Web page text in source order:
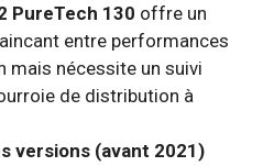
PureTech 130 offre un
entre performances
mais nécessite un suivi
de distribution à
versions (avant 2021)